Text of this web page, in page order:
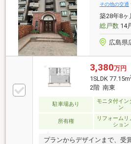
その他の交通
築28年8ヶ
総戸数14
広島県
3,380万円
1SLDK 77.15m
2階 南東
駐車場あり
モニタ付イン
ン
所有権
リフォームリ
ション
プランからデザインまで、受